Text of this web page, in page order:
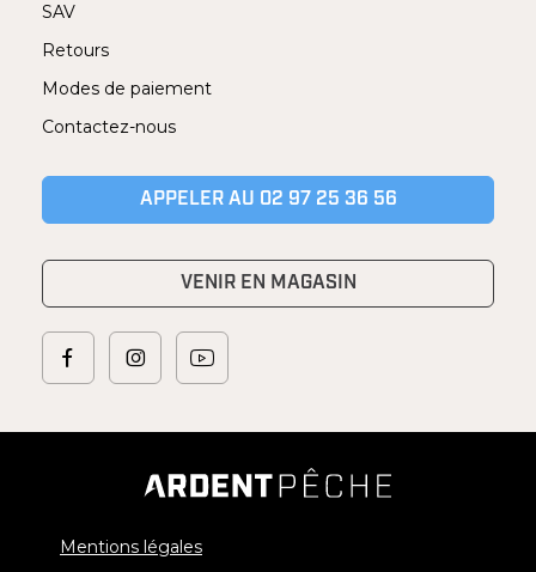
SAV
Retours
Modes de paiement
Contactez-nous
APPELER AU 02 97 25 36 56
VENIR EN MAGASIN
Mentions légales